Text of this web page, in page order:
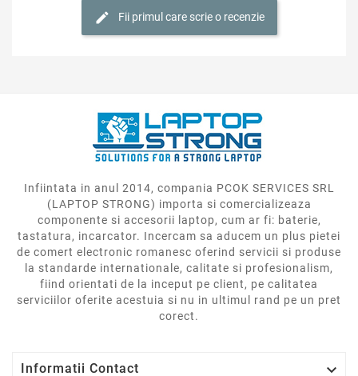
Fii primul care scrie o recenzie
Infiintata in anul 2014, compania PCOK SERVICES SRL
(LAPTOP STRONG) importa si comercializeaza
componente si accesorii laptop, cum ar fi: baterie,
tastatura, incarcator. Incercam sa aducem un plus pietei
de comert electronic romanesc oferind servicii si produse
la standarde internationale, calitate si profesionalism,
fiind orientati de la inceput pe client, pe calitatea
serviciilor oferite acestuia si nu in ultimul rand pe un pret
corect.
Informatii Contact 